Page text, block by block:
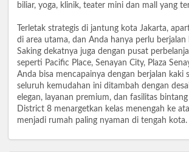
biliar, yoga, klinik, teater mini dan mall yang
Terletak strategis di jantung kota Jakarta,
di area utama, dan Anda hanya perlu berjalan
Saking dekatnya juga dengan pusat
seperti Pacific Place, Senayan City, Plaza
Anda bisa mencapainya dengan berjalan kaki
seluruh kemudahan ini ditambah dengan
elegan, layanan premium, dan fasilitas
District 8 menargetkan kelas menengah ke
menjadi rumah paling nyaman di tengah kota.